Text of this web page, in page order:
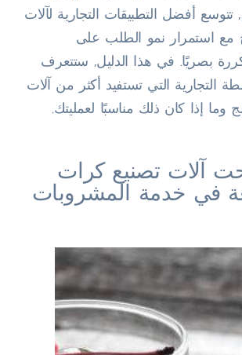
أفضل التطبيقات التجارية لآلات
مع استمرار نمو الطلب على
بصريًا. في هذا الدليل, ستتعرف
التجارية التي تستفيد أكثر من آلات
وما إذا كان ذلك مناسبًا لعمليتك.
آلات تصنيع كرات
في خدمة المشروبات